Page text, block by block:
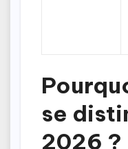
se
2026 ?